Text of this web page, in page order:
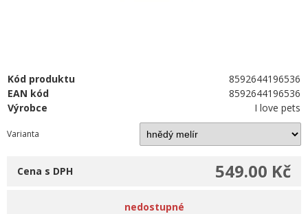
Kód produktu
8592644196536
EAN kód
8592644196536
Výrobce
I love pets
Varianta
549.00 Kč
Cena s DPH
nedostupné